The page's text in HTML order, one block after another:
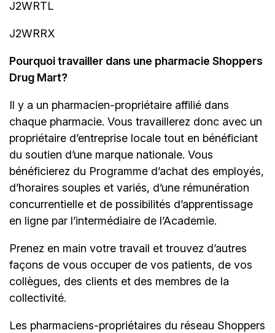
J2WRTL
J2WRRX
Pourquoi travailler dans une pharmacie Shoppers
Drug Mart?
Il y a un pharmacien-propriétaire affilié dans
chaque pharmacie. Vous travaillerez donc avec un
propriétaire d’entreprise locale tout en bénéficiant
du soutien d’une marque nationale. Vous
bénéficierez du Programme d’achat des employés,
d’horaires souples et variés, d’une rémunération
concurrentielle et de possibilités d’apprentissage
en ligne par l’intermédiaire de l’Academie.
Prenez en main votre travail et trouvez d’autres
façons de vous occuper de vos patients, de vos
collègues, des clients et des membres de la
collectivité.
Les pharmaciens-propriétaires du réseau Shoppers